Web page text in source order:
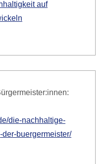
auf
die-nachhaltige-
buergermeister/